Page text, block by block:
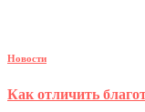
Новости
Как отличить